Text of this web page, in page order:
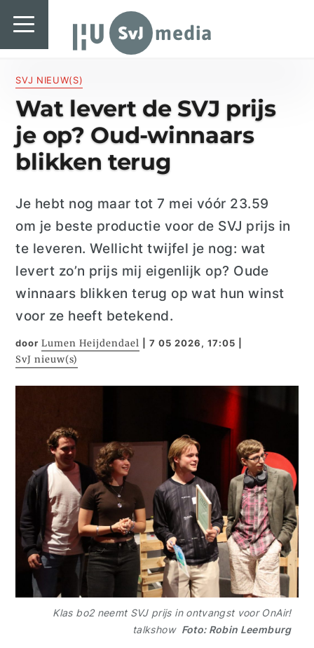
SvJ media
SVJ NIEUW(S)
Wat levert de SVJ prijs
je op? Oud-winnaars
blikken terug
Je hebt nog maar tot 7 mei vóór 23.59
om je beste productie voor de SVJ prijs in
te leveren. Wellicht twijfel je nog: wat
levert zo’n prijs mij eigenlijk op? Oude
winnaars blikken terug op wat hun winst
voor ze heeft betekend.
doorLumen Heijdendael |7 05 2026, 17:05
SvJ nieuw(s)
Klas bo2 neemt SVJ prijs in ontvangst voor OnAir!
talkshow Foto: Robin Leemburg
SvJ media
Landelijk
Regionaal
Specials & International
In de praktijk
Freelancebureau
Introductiefestival
Agenda & Vacatures